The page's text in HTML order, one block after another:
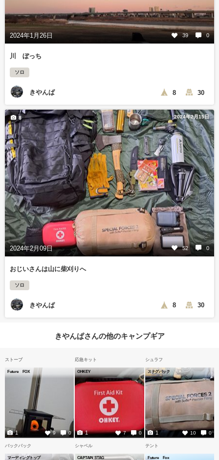
2024年1月26日 39 0
川 ぼっち
ソロ
きやんぱ 8 30
2024年2月15日
2024年2月09日 52 0
8
おじいさんは山に柴刈りへ
ソロ
きやんぱ 8 30
きやんぱさんの他のキャンプギア
ストーブ
Future FOX
9 0
1
応急キット
OHKEY
7 0
1
シュラフ
スナグパック
10 0
1
バックパック
マーディングトップ
シャベル
CAPTAIN STAG
テント
Future Fox